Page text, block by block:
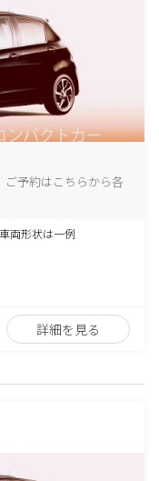
ご予約はこちらから各
両形状は一例
詳細を見る